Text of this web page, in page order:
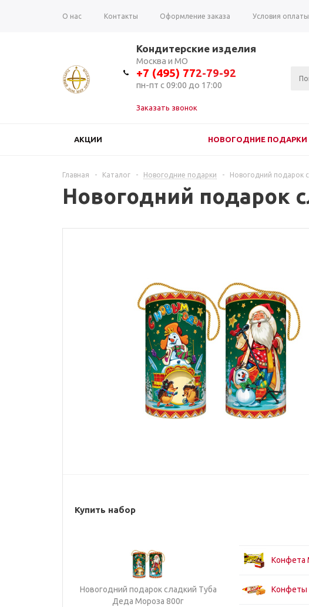
О нас Контакты Оформление заказа Условия оплаты
Кондитерские изделия
Москва и МО
+7 (495) 772-79-92
пн-пт с 09:00 до 17:00
Заказать звонок
АКЦИИ НОВОГОДНИЕ ПОДАРКИ
Главная - Каталог - Новогодние подарки - Новогодний подарок
Новогодний подарок
Купить набор
Новогодний подарок сладкий Туба
Деда Мороза 800г
Конфета
Конфеты